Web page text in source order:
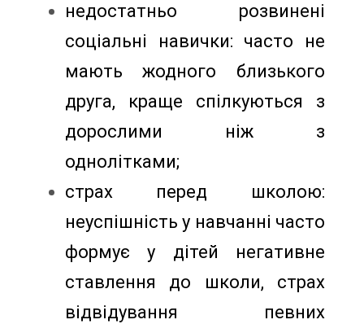
недостатньо розвинені
соціальні навички: часто не
мають жодного близького
друга, краще спілкуються з
дорослими ніж з
однолітками;
страх перед школою:
неуспішність у навчанні часто
формує у дітей негативне
ставлення до школи, страх
відвідування певних